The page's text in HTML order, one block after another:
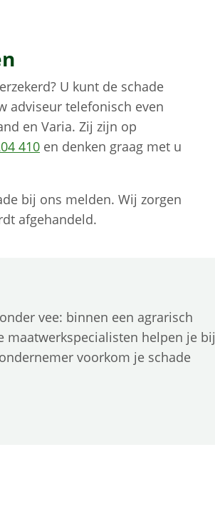
U kunt de schade
adviseur telefonisch even
en Varia. Zij zijn op
410 en denken graag met u
bij ons melden. Wij zorgen
afgehandeld.
vee: binnen een agrarisch
maatwerkspecialisten helpen je bij
voorkom je schade